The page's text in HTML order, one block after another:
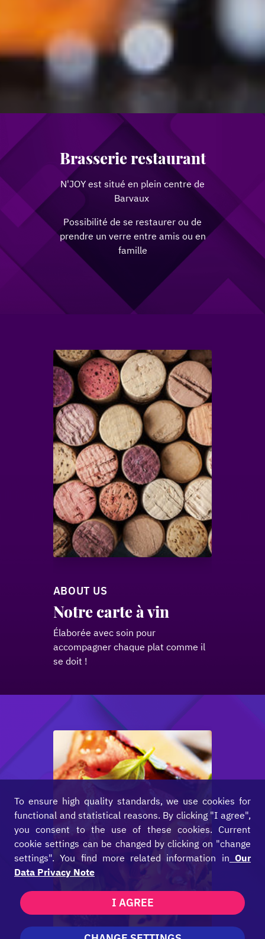
Brasserie restaurant
N'JOY est situé en plein centre de
Barvaux
Possibilité de se restaurer ou de
prendre un verre entre amis ou en
famille
ABOUT US
Notre carte à vin
Élaborée avec soin pour
accompagner chaque plat comme il
se doit !
To ensure high quality standards, we use cookies for
functional and statistical reasons. By clicking "I agree",
you consent to the use of these cookies. Current
cookie settings can be changed by clicking on "change
settings". You find more related information in Our
Data Privacy Note
I AGREE